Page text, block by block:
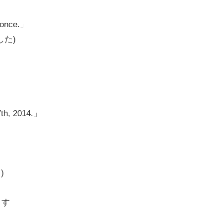
」
た)
2014.」